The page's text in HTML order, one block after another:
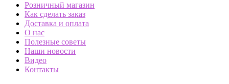
Розничный магазин
Как сделать заказ
Доставка и оплата
О нас
Полезные советы
Наши новости
Видео
Контакты